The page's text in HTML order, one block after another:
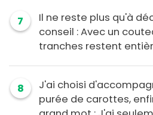
7
Il ne reste plus qu'à
conseil : Avec un
tranches restent
8
J'ai choisi
purée de carottes,